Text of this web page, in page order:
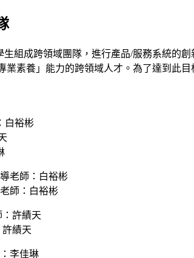
組成跨領域團隊，進行產品/服務系統的
素養」能力的跨領域人才。為了達到此
白裕彬
師：白裕彬
績天